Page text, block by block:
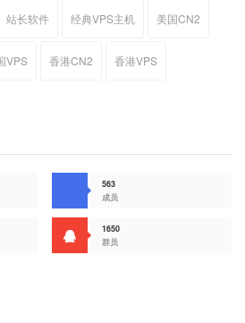
站长软件 经典VPS主机 美国CN2
VPS 香港CN2 香港VPS
563
成员
1650
群员